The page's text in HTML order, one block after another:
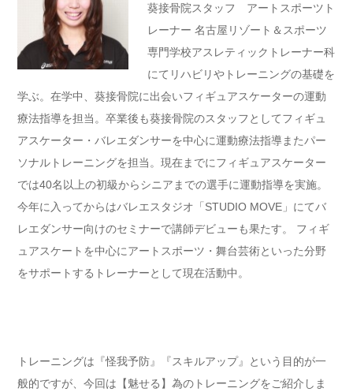
葵接骨院スタッフ アートスポーツト
レーナー 名古屋リゾート＆スポーツ
専門学校アスレティックトレーナー科
にてリハビリやトレーニングの基礎を
学ぶ。在学中、葵接骨院に出会いフィギュアスケーターの運動
療法指導を担当。卒業後も葵接骨院のスタッフとしてフィギュ
アスケーター・バレエダンサーを中心に運動療法指導またパー
ソナルトレーニングを担当。現在までにフィギュアスケーター
では40名以上の初級からシニアまでの選手に運動指導を実施。
今年に入ってからはバレエスタジオ「STUDIO MOVE」にてバ
レエダンサー向けのセミナーで講師デビューも果たす。 フィギ
ュアスケートを中心にアートスポーツ・舞台芸術といった分野
をサポートするトレーナーとして現在活動中。
トレーニングは『怪我予防』『スキルアップ』という目的が一
般的ですが、今回は【魅せる】為のトレーニングをご紹介しま